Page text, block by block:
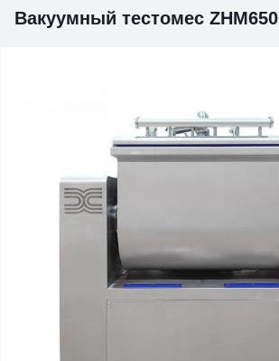
Вакуумный тестомес ZHM650